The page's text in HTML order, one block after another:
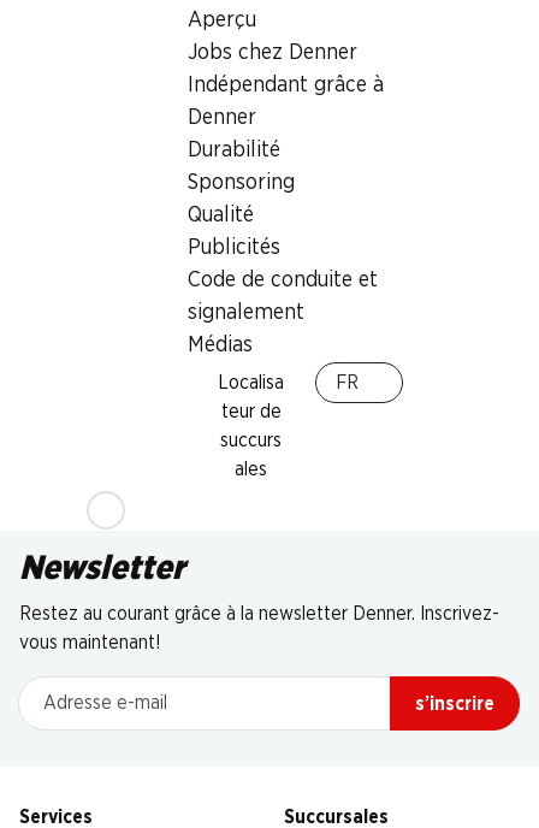
Aperçu
Jobs chez Denner
Indépendant grâce à
Denner
Durabilité
Sponsoring
Qualité
Publicités
Code de conduite et
signalement
Médias
Localisa
teur de
succurs
ales
FR
Retrait d'espèces avec la carte postale / M-Card
Newsletter
Restez au courant grâce à la newsletter Denner. Inscrivez-
vous maintenant!
Adresse e-mail
s’inscrire
Services
Succursales